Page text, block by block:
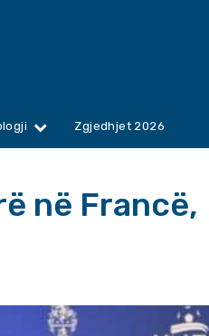
Zgjedhjet 2026
në Francë,